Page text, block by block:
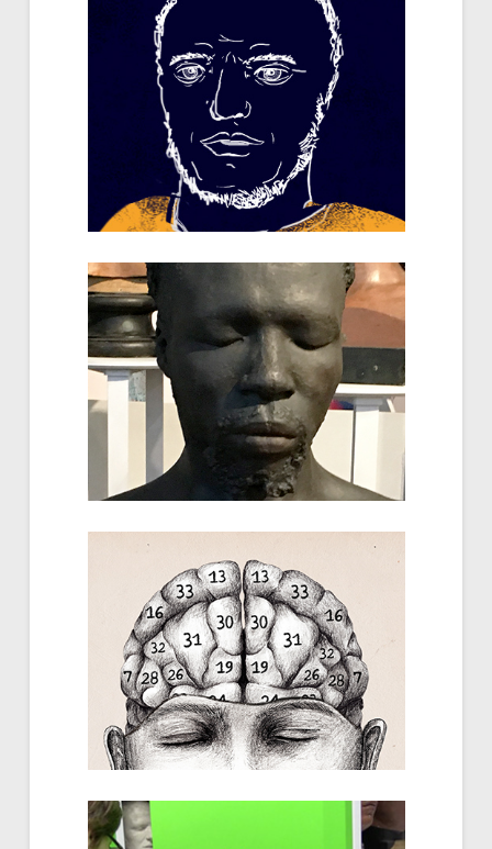
Mesurer l’humanité
Manon Galvier...
Découvertes zoologiques du
19e siècle
Camille Fiore...
Seïd
Tanguy Chêne, Océane Philippe...